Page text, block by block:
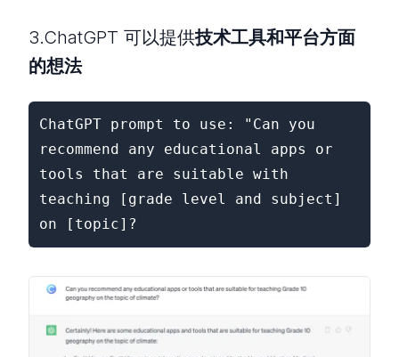
3.ChatGPT 可以提供技术工具和平台方面
的想法
ChatGPT prompt to use: "Can you
recommend any educational apps or
tools that are suitable with
teaching [grade level and subject]
on [topic]?